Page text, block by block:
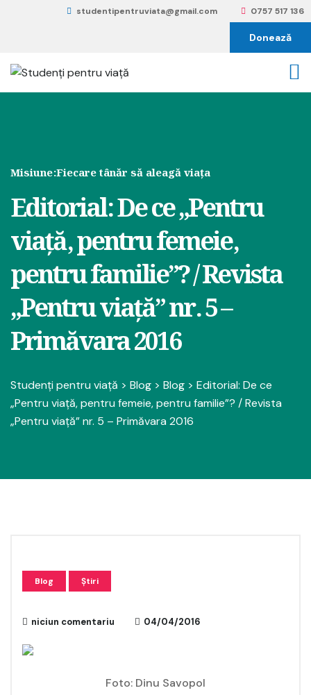
studentipentruviata@gmail.com 0757 517 136
Donează
Misiune:Fiecare tânăr să aleagă viața
Editorial: De ce „Pentru
viață, pentru femeie,
pentru familie”? / Revista
„Pentru viață” nr. 5 –
Primăvara 2016
Studenți pentru viață > Blog > Blog > Editorial: De ce
„Pentru viață, pentru femeie, pentru familie”? / Revista
„Pentru viață” nr. 5 – Primăvara 2016
Blog Știri
niciun comentariu 04/04/2016
Foto: Dinu Savopol